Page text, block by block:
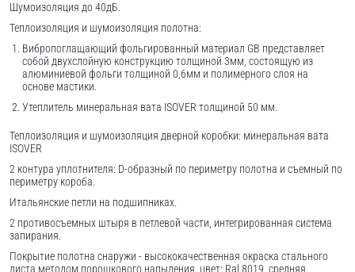
Шумоизоляция до 40дБ.
Теплоизоляция и шумоизоляция полотна:
Вибропоглащающий фольгированный материал GB представляет
собой двухслойную конструкцию толщиной 3мм, состоящую из
алюминиевой фольги толщиной 0,6мм и полимерного слоя на
основе мастики.
Утеплитель минеральная вата ISOVER толщиной 50 мм.
Теплоизоляция и шумоизоляция дверной коробки: минеральная вата
ISOVER
2 контура уплотнителя: D-образный по периметру полотна и съемный по
периметру короба.
Итальянские петли на подшипниках.
2 противосъемных штыря в петлевой части, интегрированная система
запирания.
Покрытие полотна снаружи - высококачественная окраска стального
листа методом порошкового напыления, цвет: Ral 8019, средняя